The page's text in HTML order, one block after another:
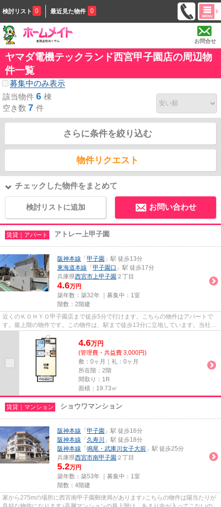
検討リスト 0 最近見た物件 0
お問合せ
ヤマダ電機テックランド西宮甲子園店の周辺物
件一覧
募集中のみ表示
該当物件 6 棟
空き数 7 件
さらに条件を絞り込む
物件リクエスト
チェックした物件をまとめて
検討リストに追加 お問い合わせ
賃貸｜アパート アトレー上甲子園
阪神本線 「 甲子園 」駅 徒歩13分
東海道本線 「 甲子園口 」駅 徒歩17分
兵庫県西宮市上甲子園 ２丁目
4.6万円
築年数：築32年 ｜募集中： 1室
階数：2階建
近くのＫＯＨＹＯ甲子園店まで徒歩5分で行けます。こちらの物件はアパートで
す。最上階の物件です。この物件は、駅まで徒歩13分に立地しています。当社ス
タッフが地域の賃貸情報をご提...
4.6万円
(管理費・共益費 3,000円)
敷：0ヶ月｜礼：0ヶ月
所在階：2階
間取り：1R
面積：19.73㎡
賃貸｜マンション ショウワマンション
阪神本線 「 甲子園 」駅 徒歩16分
阪神本線 「 久寿川
」駅 徒歩18分
阪神本線 「 鳴尾・武庫川女子大前 」駅 徒歩25分
兵庫県西宮市南甲子園 ２丁目
5.2万円
築年数：築53年 ｜募集中： 1室
階数：4階建
家から275mの場所に西宮南甲子園郵便局があります♪こちらの物件は陽当たりが